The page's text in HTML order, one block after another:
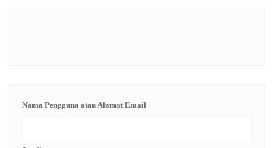
Nama Pengguna atau Alamat Email